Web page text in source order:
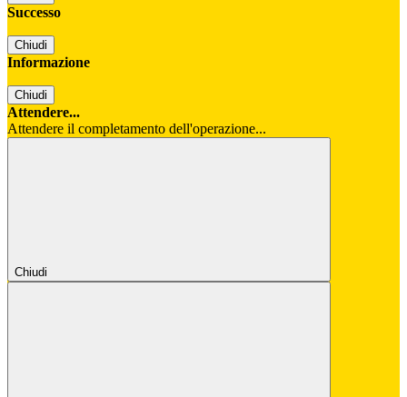
Successo
Chiudi
Informazione
Chiudi
Attendere...
Attendere il completamento dell'operazione...
Chiudi